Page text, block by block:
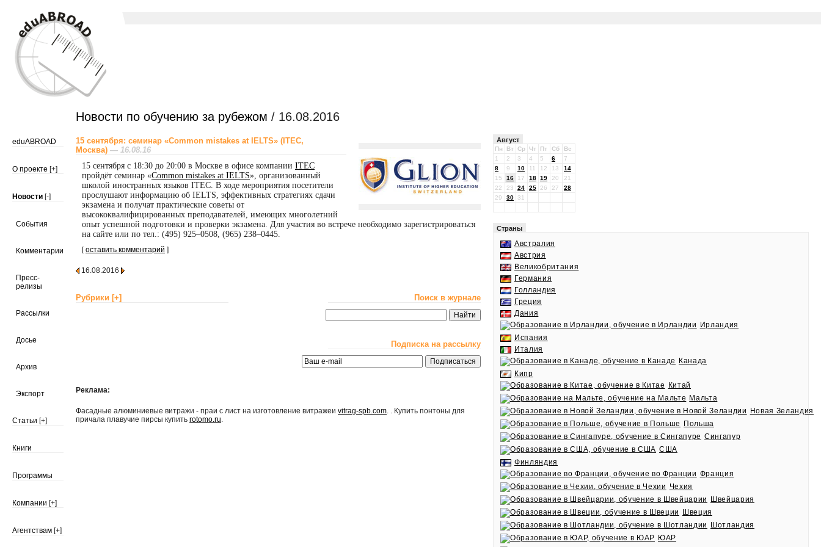
Новости по обучению за рубежом / 16.08.2016
eduABROAD
О проекте [+]
Новости [-]
События
Комментарии
Пресс-
релизы
Рассылки
Досье
Архив
Экспорт
Статьи [+]
Книги
Программы
Компании [+]
Агентствам [+]
15 сентября: семинар «Common mistakes at IELTS» (ITEC,
Москва) — 16.08.16
15 сентября с 18:30 до 20:00 в Москве в офисе компании ITEC
пройдёт семинар «Common mistakes at IELTS», организованный
школой иностранных языков ITEC. В ходе мероприятия посетители
прослушают информацию об IELTS, эффективных стратегиях сдачи
экзамена и получат практические советы от
высококвалифицированных преподавателей, имеющих многолетний
опыт успешной подготовки и проверки экзамена. Для участия во встрече необходимо зарегистрироваться
на сайте или по тел.: (495) 925–0508, (965) 238–0445.
[оставить комментарий ]
16.08.2016
Рубрики [+] Поиск в журнале
Подписка на рассылку
Реклама:
Фасадные алюминиевые витражи - праи с лист на изготовление витражеи vitrag-spb.com. . Купить понтоны для
причала плавучие пирсы купить rotomo.ru.
Август
Пн Вт Ср Чт Пт Сб
Вс
1
2 3 4 5 6
7
8
9 10 11 12 13
14
15
16 17 18 19 20
21
22
23 24 25 26 27
28
29
30 31
Страны
Австралия
Австрия
Великобритания
Германия
Голландия
Греция
Дания
Ирландия
Испания
Италия
Канада
Кипр
Китай
Мальта
Новая Зеландия
Польша
Сингапур
США
Финляндия
Франция
Чехия
Швейцария
Швеция
Шотландия
ЮАР